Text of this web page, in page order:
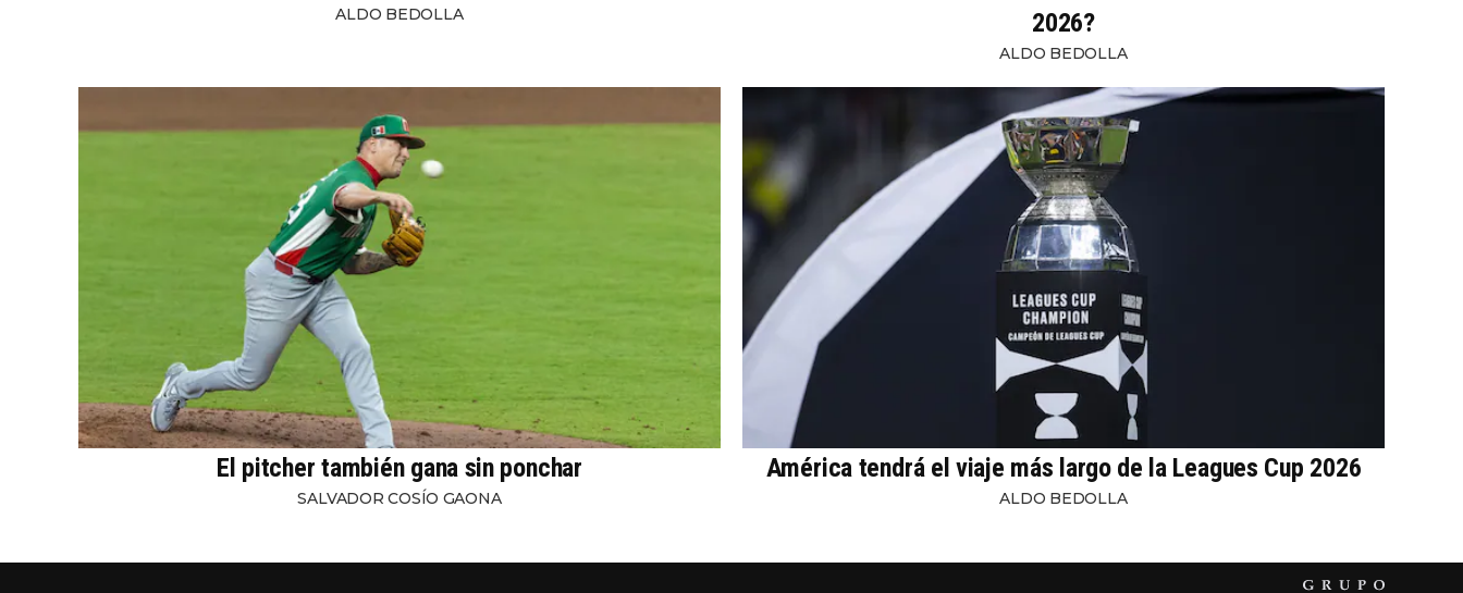
ALDO BEDOLLA
2026?
ALDO BEDOLLA
El pitcher también gana sin ponchar
SALVADOR COSÍO GAONA
América tendrá el viaje más largo de la Leagues Cup 2026
ALDO BEDOLLA